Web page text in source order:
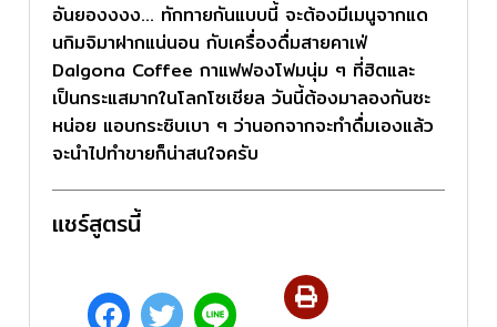
อันยองงงง… ทักทายกันแบบนี้ จะต้องมีเมนูจากแด
นกิมจิมาฝากแน่นอน กับเครื่องดื่มสายคาเฟ่
Dalgona Coffee กาแฟฟองโฟมนุ่ม ๆ ที่ฮิตและ
เป็นกระแสมากในโลกโซเชียล วันนี้ต้องมาลองกันซะ
หน่อย แอบกระซิบเบา ๆ ว่านอกจากจะทำดื่มเองแล้ว
จะนำไปทำขายก็น่าสนใจครับ
แชร์สูตรนี้